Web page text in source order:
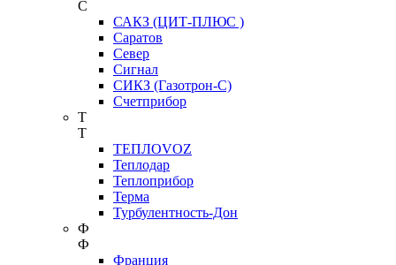
С
САКЗ (ЦИТ-ПЛЮС )
Саратов
Север
Сигнал
СИКЗ (Газотрон-С)
Счетприбор
Т
Т
ТЕПЛОVOZ
Теплодар
Теплоприбор
Терма
Турбулентность-Дон
Ф
Ф
Франция